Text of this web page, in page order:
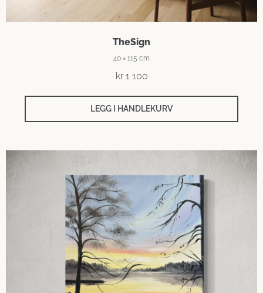
TheSign
40 × 115 cm
kr1 100
LEGG I HANDLEKURV